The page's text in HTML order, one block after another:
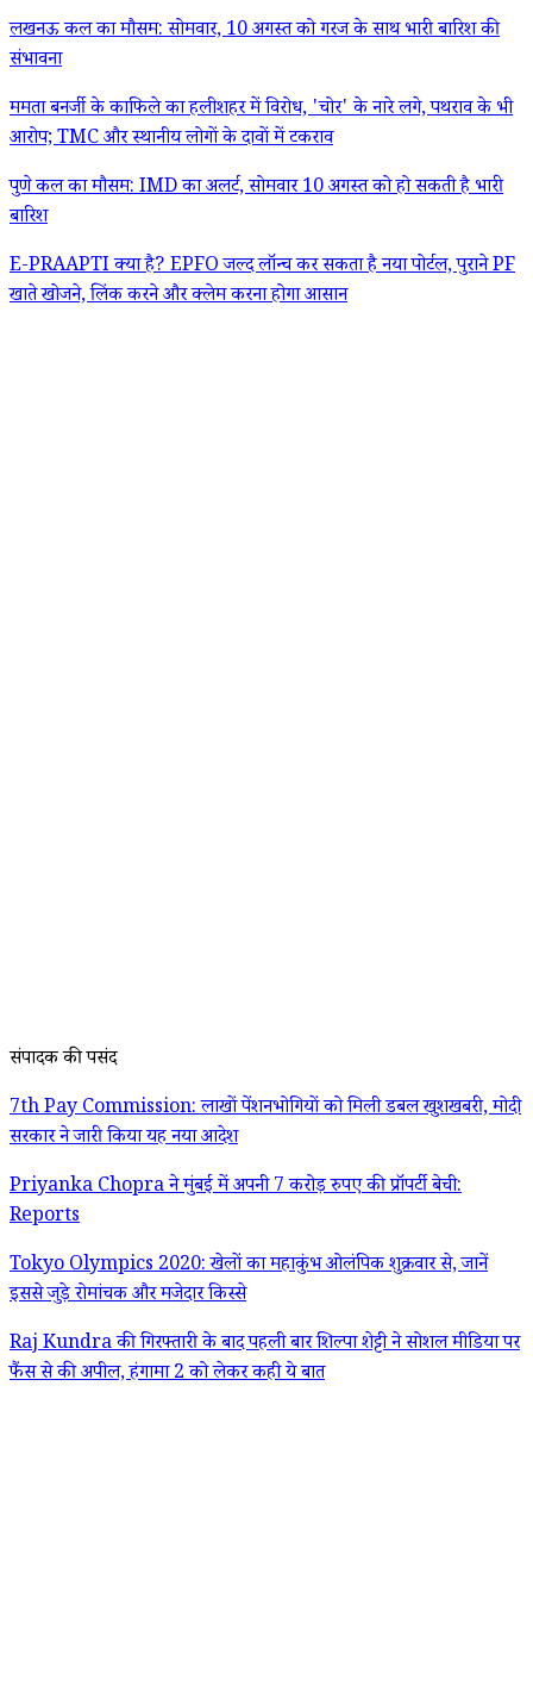
लखनऊ कल का मौसम: सोमवार, 10 अगस्त को गरज के साथ भारी बारिश की
संभावना
ममता बनर्जी के काफिले का हलीशहर में विरोध, 'चोर' के नारे लगे, पथराव के भी
आरोप; TMC और स्थानीय लोगों के दावों में टकराव
पुणे कल का मौसम: IMD का अलर्ट, सोमवार 10 अगस्त को हो सकती है भारी
बारिश
E-PRAAPTI क्या है? EPFO जल्द लॉन्च कर सकता है नया पोर्टल, पुराने PF
खाते खोजने, लिंक करने और क्लेम करना होगा आसान
संपादक की पसंद
7th Pay Commission: लाखों पेंशनभोगियों को मिली डबल खुशखबरी, मोदी
सरकार ने जारी किया यह नया आदेश
Priyanka Chopra ने मुंबई में अपनी 7 करोड़ रुपए की प्रॉपर्टी बेची:
Reports
Tokyo Olympics 2020: खेलों का महाकुंभ ओलंपिक शुक्रवार से, जानें
इससे जुड़े रोमांचक और मजेदार किस्से
Raj Kundra की गिरफ्तारी के बाद पहली बार शिल्पा शेट्टी ने सोशल मीडिया पर
फैंस से की अपील, हंगामा 2 को लेकर कही ये बात